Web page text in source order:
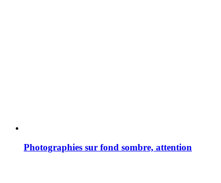
Photographies sur fond sombre, attention